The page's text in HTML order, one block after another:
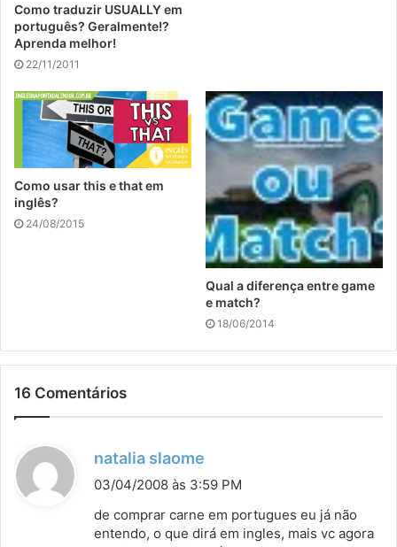
Como traduzir USUALLY em
português? Geralmente!?
Aprenda melhor!
22/11/2011
Como usar this e that em
inglês?
24/08/2015
Qual a diferença entre game
e match?
18/06/2014
16 Comentários
natalia slaome
i
s
03/04/2008 às 3:59 PM
de comprar carne em portugues eu já não
entendo, o que dirá em ingles, mais vc agora